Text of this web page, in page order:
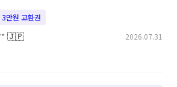
만원 교환권
🇯🇵 2026.07.31